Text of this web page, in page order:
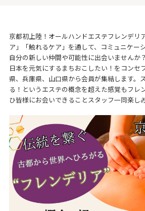
京都初上陸！オールハンドエステフレンデリ
ア」「触れるケア」を通して、コミュニケー
自分の新しい仲間や可能性に出会いませんか？
日本を元気にするまちおこしたい！をコンセ
県、兵庫県、山口県から会員が集結します。
る！というエステの概念を超えた感覚もフレ
ひ皆様にお会いできることスタッフ一同楽し